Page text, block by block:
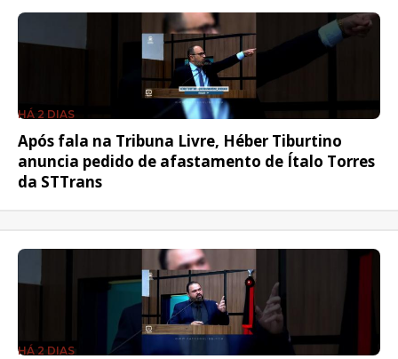
HÁ 2 DIAS
Após fala na Tribuna Livre, Héber Tiburtino
anuncia pedido de afastamento de Ítalo Torres
da STTrans
HÁ 2 DIAS